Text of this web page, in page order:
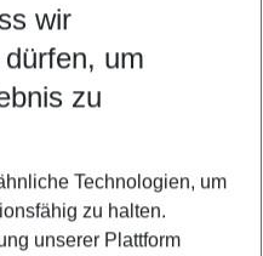
wir
um
zu
Technologien, um
zu halten.
unserer Plattform